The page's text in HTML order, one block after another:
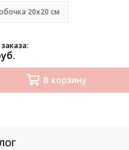
20х20 см
В корзину